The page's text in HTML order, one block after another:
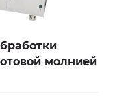
молнией